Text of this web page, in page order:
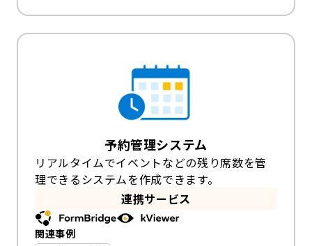
予約管理システム
リアルタイムでイベントなどの残り席数を管
理できるシステムを作成できます。
連携サービス
関連事例